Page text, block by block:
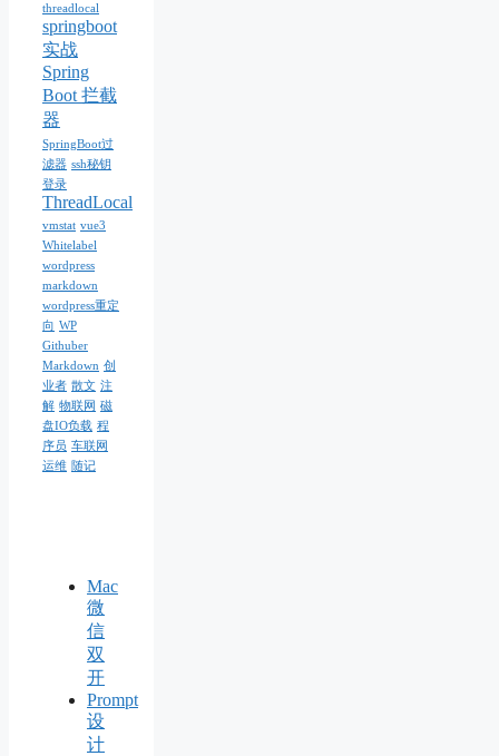
threadlocal
springboot
实战
Spring
Boot 拦截
器
SpringBoot过
滤器 ssh秘钥
登录
ThreadLocal
vmstat vue3
Whitelabel
wordpress
markdown
wordpress重定
向 WP
Githuber
Markdown 创
业者 散文 注
解 物联网 磁
盘IO负载 程
序员 车联网
运维 随记
Mac
微
信
双
开
Prompt
设
计